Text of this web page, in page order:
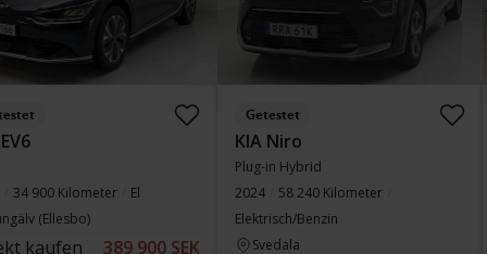
34 900 Kilometer
El
(Ellesbo)
kaufen 389 900 SEK
Getestet
KIA Niro
Plug-in Hybrid
2024
58 240 Kilometer
Elektrisch/Benzin
Svedala